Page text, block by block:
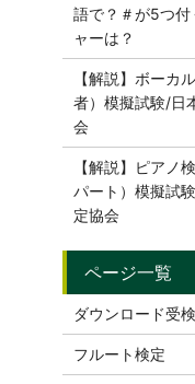
語で？＃が5つ付
ャーは？
【解説】ボーカ
者）模擬試験/日
会
【解説】ピアノ
パート）模擬試
定協会
ダウンロード受検
フルート検定